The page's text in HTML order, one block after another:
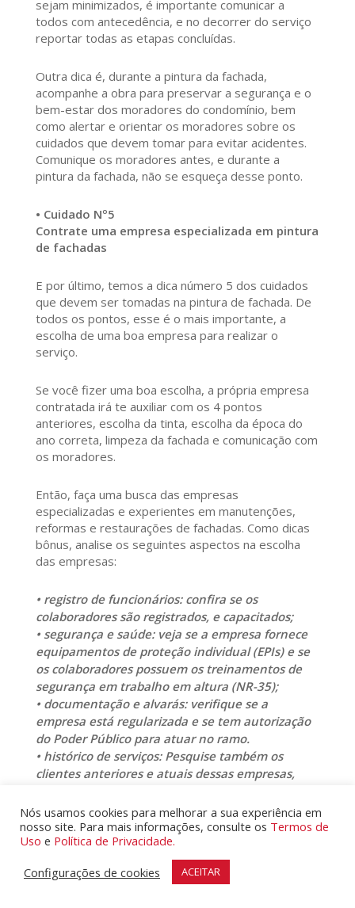
sejam minimizados, é importante comunicar a
todos com antecedência, e no decorrer do serviço
reportar todas as etapas concluídas.
Outra dica é, durante a pintura da fachada,
acompanhe a obra para preservar a segurança e o
bem-estar dos moradores do condomínio, bem
como alertar e orientar os moradores sobre os
cuidados que devem tomar para evitar acidentes.
Comunique os moradores antes, e durante a
pintura da fachada, não se esqueça desse ponto.
• Cuidado Nº5
Contrate uma empresa especializada em pintura
de fachadas
E por último, temos a dica número 5 dos cuidados
que devem ser tomadas na pintura de fachada. De
todos os pontos, esse é o mais importante, a
escolha de uma boa empresa para realizar o
serviço.
Se você fizer uma boa escolha, a própria empresa
contratada irá te auxiliar com os 4 pontos
anteriores, escolha da tinta, escolha da época do
ano correta, limpeza da fachada e comunicação com
os moradores.
Então, faça uma busca das empresas
especializadas e experientes em manutenções,
reformas e restaurações de fachadas. Como dicas
bônus, analise os seguintes aspectos na escolha
das empresas:
• registro de funcionários: confira se os
colaboradores são registrados, e capacitados;
• segurança e saúde: veja se a empresa fornece
equipamentos de proteção individual (EPIs) e se
os colaboradores possuem os treinamentos de
segurança em trabalho em altura (NR-35);
• documentação e alvarás: verifique se a
empresa está regularizada e se tem autorização
do Poder Público para atuar no ramo.
• histórico de serviços: Pesquise também os
clientes anteriores e atuais dessas empresas,
qualidade do serviço, o atendimento e o material
usado.
Procedendo dessa forma, e seguindo esses
passos, a sua pintura de fachada será realizada
Nós usamos cookies para melhorar a sua experiência em
nosso site. Para mais informações, consulte os Termos de
Uso e Política de Privacidade.
Configurações de cookies
ACEITAR